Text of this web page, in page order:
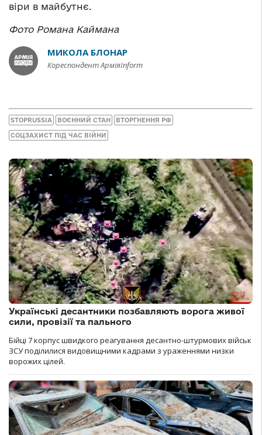
віри в майбутнє.
Фото Романа Каймана
МИКОЛА БЛОНАР
Кореспондент АрміяInform
STOPRUSSIA ВОЄННИЙ СТАН ВТОРГНЕННЯ РФ
СОЦЗАХИСТ ПІД ЧАС ВІЙНИ
Українські десантники позбавляють ворога живої
сили, провізії та пального
Бійці 7 корпус швидкого реагування десантно-штурмових військ
ЗСУ поділилися видовищними кадрами з ураженнями низки
ворожих цілей.